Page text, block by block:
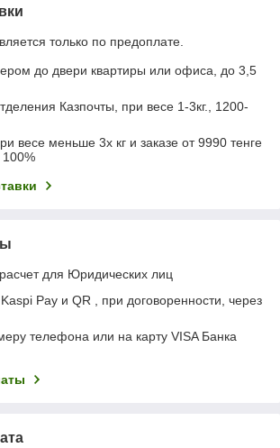
только по предоплате.
до двери квартиры или офиса, до 3,5
Казпочты, при весе 1-3кг., 1200-
весе меньше 3х кг и заказе от 9990 тенге
100%
для Юридических лиц
Pay и QR , при договоренности, через
телефона или на карту VISA Банка